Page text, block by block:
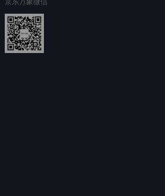
京东万象微信